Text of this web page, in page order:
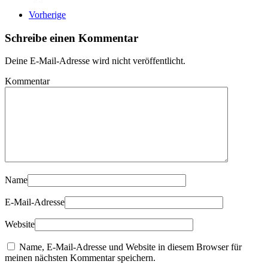
Vorherige
Schreibe einen Kommentar
Deine E-Mail-Adresse wird nicht veröffentlicht.
Kommentar
Name
E-Mail-Adresse
Website
Name, E-Mail-Adresse und Website in diesem Browser für
meinen nächsten Kommentar speichern.